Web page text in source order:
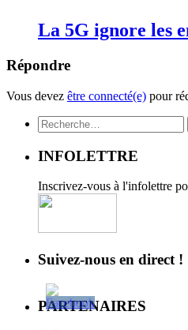
La 5G ignore les
Répondre
Vous devez être connecté(e) pour
Rechercher :
INFOLETTRE
Inscrivez-vous à l'infolettre
Suivez-nous en direct !
PARTENAIRES